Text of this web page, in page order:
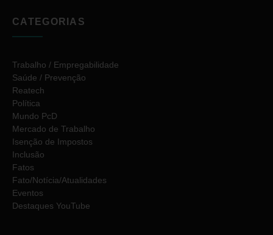
CATEGORIAS
Trabalho / Empregabilidade
Saúde / Prevenção
Reatech
Política
Mundo PcD
Mercado de Trabalho
Isenção de Impostos
Inclusão
Fatos
Fato/Notícia/Atualidades
Eventos
Destaques YouTube